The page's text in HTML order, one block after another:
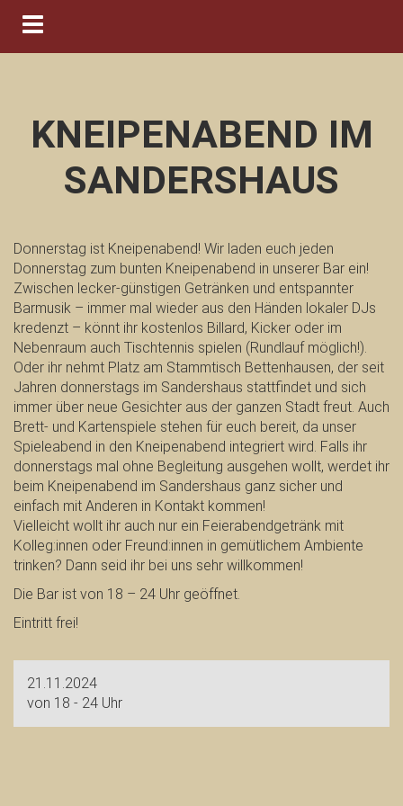
Navigation ein-/ausblenden
KNEIPENABEND IM
SANDERSHAUS
Donnerstag ist Kneipenabend! Wir laden euch jeden
Donnerstag zum bunten Kneipenabend in unserer Bar ein!
Zwischen lecker-günstigen Getränken und entspannter
Barmusik – immer mal wieder aus den Händen lokaler DJs
kredenzt – könnt ihr kostenlos Billard, Kicker oder im
Nebenraum auch Tischtennis spielen (Rundlauf möglich!).
Oder ihr nehmt Platz am Stammtisch Bettenhausen, der seit
Jahren donnerstags im Sandershaus stattfindet und sich
immer über neue Gesichter aus der ganzen Stadt freut. Auch
Brett- und Kartenspiele stehen für euch bereit, da unser
Spieleabend in den Kneipenabend integriert wird. Falls ihr
donnerstags mal ohne Begleitung ausgehen wollt, werdet ihr
beim Kneipenabend im Sandershaus ganz sicher und
einfach mit Anderen in Kontakt kommen!
Vielleicht wollt ihr auch nur ein Feierabendgetränk mit
Kolleg:innen oder Freund:innen in gemütlichem Ambiente
trinken? Dann seid ihr bei uns sehr willkommen!
Die Bar ist von 18 – 24 Uhr geöffnet.
Eintritt frei!
21.11.2024
von 18 - 24 Uhr